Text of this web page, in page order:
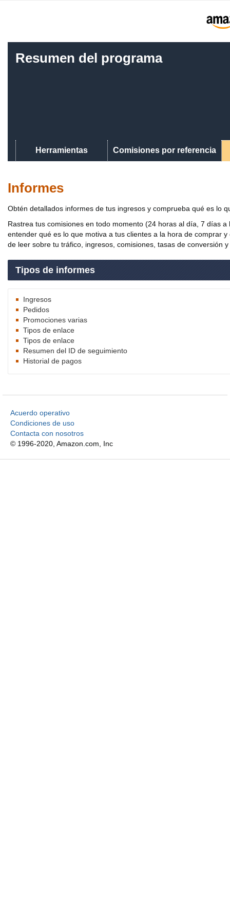
Resumen del programa
Herramientas Comisiones por referencia
Informes
Obtén detallados informes de tus ingresos y comprueba qué es lo
Rastrea tus comisiones en todo momento (24 horas al día, 7 días
entender qué es lo que motiva a tus clientes a la hora de comprar
de leer sobre tu tráfico, ingresos, comisiones, tasas de conversión
Tipos de informes
Ingresos
Pedidos
Promociones varias
Tipos de enlace
Tipos de enlace
Resumen del ID de seguimiento
Historial de pagos
Acuerdo operativo
Condiciones de uso
Contacta con nosotros
© 1996-2020, Amazon.com, Inc